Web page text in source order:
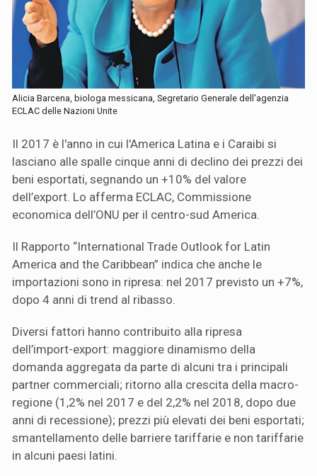
Alicia Barcena, biologa messicana, Segretario Generale dell'agenzia
ECLAC delle Nazioni Unite
Il 2017 è l'anno in cui l'America Latina e i Caraibi si
lasciano alle spalle cinque anni di declino dei prezzi dei
beni esportati, segnando un +10% del valore
dell’export. Lo afferma ECLAC, Commissione
economica dell’ONU per il centro-sud America.
Il Rapporto “International Trade Outlook for Latin
America and the Caribbean” indica che anche le
importazioni sono in ripresa: nel 2017 previsto un +7%,
dopo 4 anni di trend al ribasso.
Diversi fattori hanno contribuito alla ripresa
dell’import-export: maggiore dinamismo della
domanda aggregata da parte di alcuni tra i principali
partner commerciali; ritorno alla crescita della macro-
regione (1,2% nel 2017 e del 2,2% nel 2018, dopo due
anni di recessione); prezzi più elevati dei beni esportati;
smantellamento delle barriere tariffarie e non tariffarie
in alcuni paesi latini.